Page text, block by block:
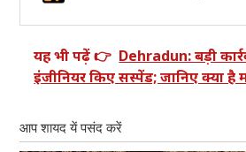
यह भी पढ़ें 👉 Dehradun: बड़ी
इंजीनियर किए सस्पेंड; जानिए क्या है